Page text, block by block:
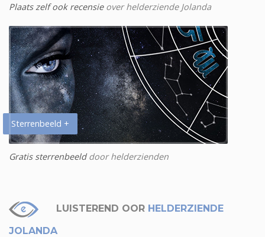
Plaats zelf ook recensieover helderziende Jolanda
Sterrenbeeld +
Gratis sterrenbeelddoor helderzienden
LUISTEREND OOR HELDERZIENDE
JOLANDA